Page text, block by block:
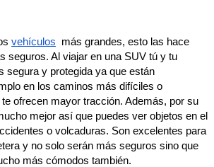
vehículos más grandes, esto las hace
seguros. Al viajar en una SUV tú y tu
segura y protegida ya que están
en los caminos más difíciles o
te ofrecen mayor tracción. Además, por su
mejor así que puedes ver objetos en el
o volcaduras. Son excelentes para
y no solo serán más seguros sino que
más cómodos también.